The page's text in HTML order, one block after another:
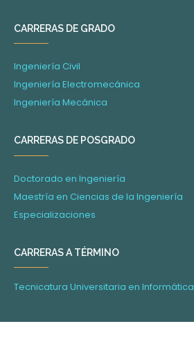
CARRERAS DE GRADO
Ingeniería Civil
Ingeniería Electromecánica
Ingeniería Mecánica
CARRERAS DE POSGRADO
Doctorado en Ingeniería
Maestría en Ciencias de la Ingeniería
Especializaciones
CARRERAS A TÉRMINO
Tecnicatura Universitaria en Informática